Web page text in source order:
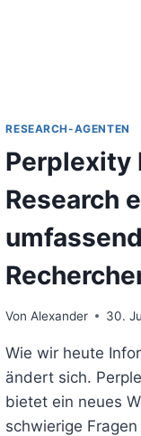
RESEARCH-AGENTEN
Perplexity
Research
Von Alexander 30.
Wie wir heute
ändert sich.
bietet ein neues
schwierige